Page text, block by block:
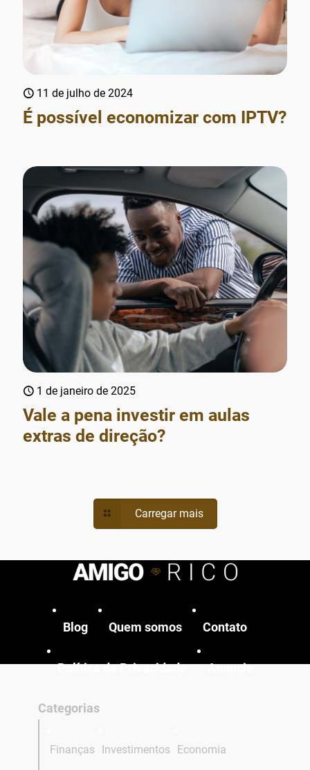
11 de julho de 2024
É possível economizar com IPTV?
1 de janeiro de 2025
Vale a pena investir em aulas
extras de direção?
Carregar mais
Blog Quem somos Contato
Política de Privacidade Anuncie
Categorias
Finanças Investimentos Economia